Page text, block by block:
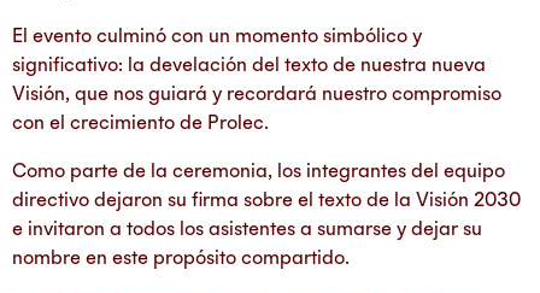
El evento culminó con un momento simbólico y
significativo: la develación del texto de nuestra nueva
Visión, que nos guiará y recordará nuestro compromiso
con el crecimiento de Prolec.
Como parte de la ceremonia, los integrantes del equipo
directivo dejaron su firma sobre el texto de la Visión 2030
e invitaron a todos los asistentes a sumarse y dejar su
nombre en este propósito compartido.